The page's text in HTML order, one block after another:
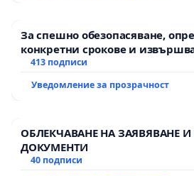
За спешно обезопасяване,
конкретни срокове и
рехабилитация на
Мирово - к.к. Момин проход
413 подписи
Уведомление за прозрачност
ОБЛЕКЧАВАНЕ НА ЗАЯВЯВАНЕ
ДОКУМЕНТИ
40 подписи